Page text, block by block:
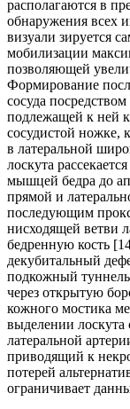
располагаются в
обнаружения всех
визуали зируется
мобилизации
позволяющей
Формирование
сосуда
подлежащей к ней
сосудистой ножке,
в латеральной
лоскута
мышцей бедра до
прямой и
последующим
нисходящей ветви
бедренную кость
декубитальный
подкожный
через открытую
кожного мостика
выделении лоскута
латеральной
приводящий к
потерей
ограничивает